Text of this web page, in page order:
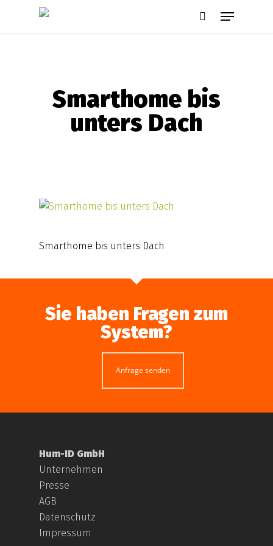
Menu
Smarthome bis
unters Dach
Smarthome bis unters Dach
Sie haben Fragen zum
System?
Anfrage senden
Hum-ID GmbH
Unternehmen
Presse
AGB
Datenschutz
Impressum